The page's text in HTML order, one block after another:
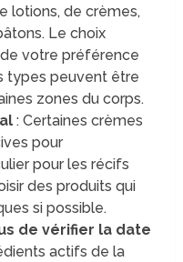
lotions, de crèmes,
Le choix
votre préférence
types peuvent être
zones du corps.
: Certaines crèmes
pour
pour les récifs
des produits qui
si possible.
de vérifier la date
actifs de la